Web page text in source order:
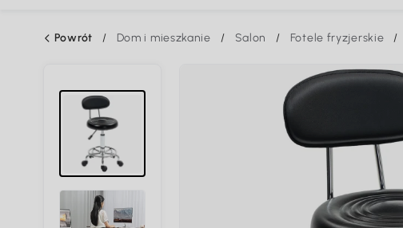
Powrót / Dom i mieszkanie / Salon / Fotele fryzjerskie /